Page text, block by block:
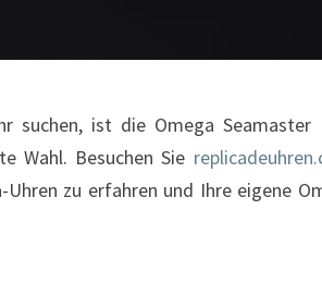
suchen, ist die Omega Seamaster
Wahl. Besuchen Sie
zu erfahren und Ihre eigene